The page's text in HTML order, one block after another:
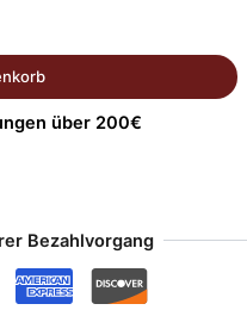
über 200€
Bezahlvorgang